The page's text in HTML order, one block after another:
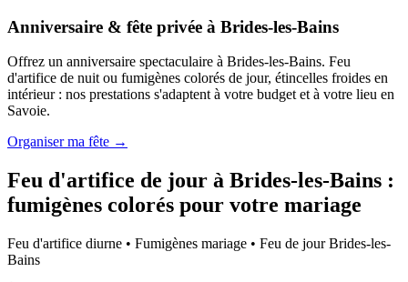
Anniversaire & fête privée à Brides-les-Bains
Offrez un anniversaire spectaculaire à Brides-les-Bains. Feu
d'artifice de nuit ou fumigènes colorés de jour, étincelles froides en
intérieur : nos prestations s'adaptent à votre budget et à votre lieu en
Savoie.
Organiser ma fête →
Feu d'artifice de jour à Brides-les-Bains :
fumigènes colorés pour votre mariage
Feu d'artifice diurne • Fumigènes mariage • Feu de jourBrides-les-
Bains